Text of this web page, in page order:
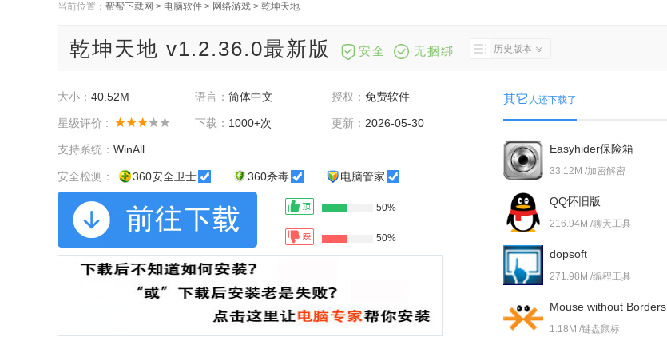
当前位置： 帮帮下载网 > 电脑软件 > 网络游戏 > 乾坤天地
乾坤天地 v1.2.36.0最新版 安全 无捆绑 历史版本
大小： 40.52M 语言： 简体中文 授权：免费软件
星级评价 : 下载： 1000+次 更新： 2026-05-30
支持系统： WinAll
安全检测： 360安全卫士 360杀毒 电脑管家
50%
50%
其它 人还下载了
Easyhider保险箱
33.12M /加密解密
QQ怀旧版
216.94M /聊天工具
dopsoft
271.98M /编程工具
Mouse without Borders
1.18M /键盘鼠标